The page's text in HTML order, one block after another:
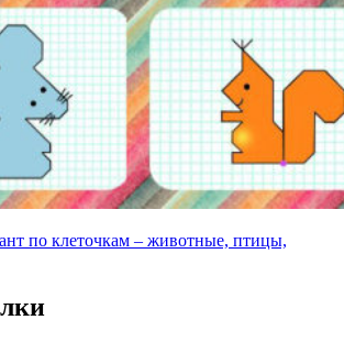
по клеточкам – животные, птицы,